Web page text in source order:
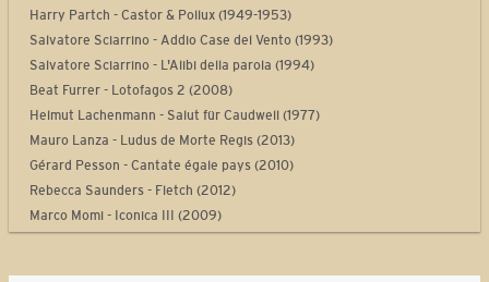
Harry Partch - Castor & Pollux (1949-1953)
Salvatore Sciarrino - Addio Case del Vento (1993)
Salvatore Sciarrino - L'Alibi della parola (1994)
Beat Furrer - Lotofagos 2 (2008)
Helmut Lachenmann - Salut für Caudwell (1977)
Mauro Lanza - Ludus de Morte Regis (2013)
Gérard Pesson - Cantate égale pays (2010)
Rebecca Saunders - Fletch (2012)
Marco Momi - Iconica III (2009)